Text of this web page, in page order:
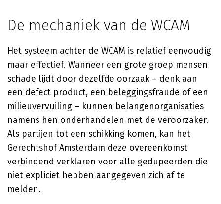
De mechaniek van de WCAM
Het systeem achter de WCAM is relatief eenvoudig
maar effectief. Wanneer een grote groep mensen
schade lijdt door dezelfde oorzaak – denk aan
een defect product, een beleggingsfraude of een
milieuvervuiling – kunnen belangenorganisaties
namens hen onderhandelen met de veroorzaker.
Als partijen tot een schikking komen, kan het
Gerechtshof Amsterdam deze overeenkomst
verbindend verklaren voor alle gedupeerden die
niet expliciet hebben aangegeven zich af te
melden.